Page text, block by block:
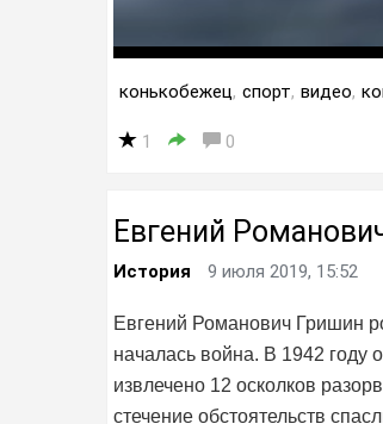
конькобежец, спорт, видео,
1 0
Евгений
История 9 июля 2019, 15:52
Евгений Романович Гришин
началась война. В 1942 году
извлечено 12 осколков
стечение обстоятельств